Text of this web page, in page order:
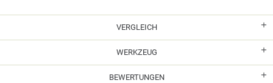
VERGLEICH
WERKZEUG
BEWERTUNGEN